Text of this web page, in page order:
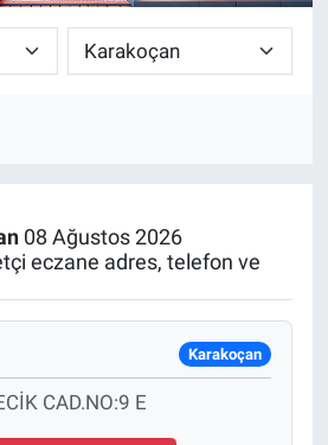
08 Ağustos 2026
eczane adres, telefon ve
Karakoçan
CAD.NO:9 E